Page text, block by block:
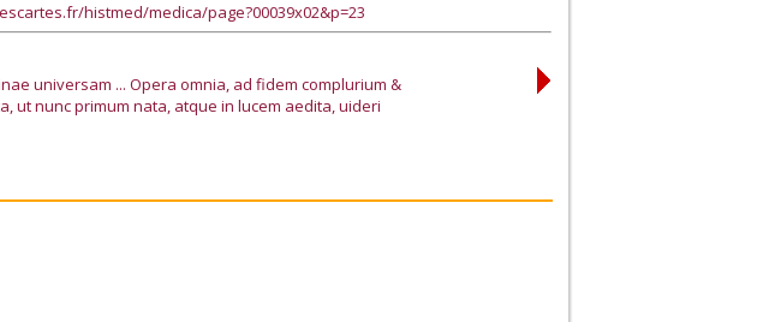
histmed/medica/page?00039x02&p=23
universam ... Opera omnia, ad fidem complurium &
nunc primum nata, atque in lucem aedita, uideri